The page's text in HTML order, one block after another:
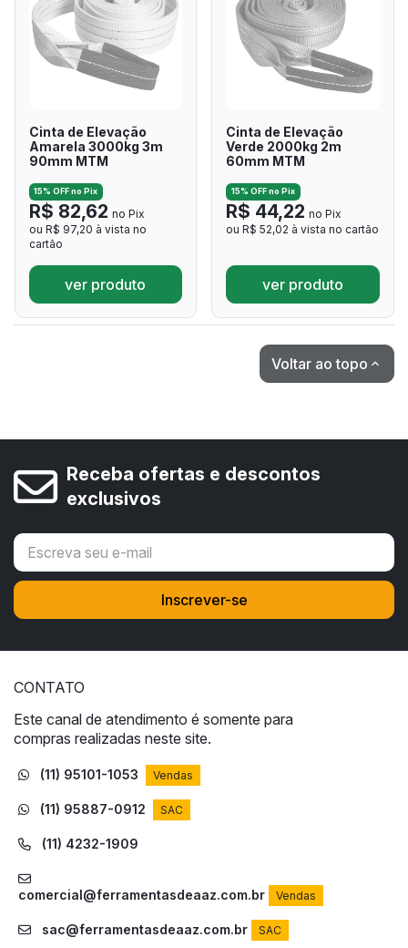
Cinta de Elevação
Amarela 3000kg 3m
90mm MTM
15% OFF no Pix
R$ 82,62 no Pix
ou R$ 97,20 à vista no
cartão
ver produto
Cinta de Elevação
Verde 2000kg 2m
60mm MTM
15% OFF no Pix
R$ 44,22 no Pix
ou R$ 52,02 à vista no cartão
ver produto
Voltar ao topo 
Receba ofertas e descontos
exclusivos
CONTATO
Este canal de atendimento é somente para
compras realizadas neste site.
(11) 95101-1053 Vendas
(11) 95887-0912 SAC
(11) 4232-1909
comercial@ferramentasdeaaz.com.br Vendas
sac@ferramentasdeaaz.com.br SAC